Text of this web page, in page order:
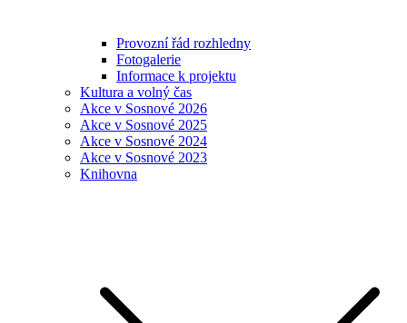
Provozní řád rozhledny
Fotogalerie
Informace k projektu
Kultura a volný čas
Akce v Sosnové 2026
Akce v Sosnové 2025
Akce v Sosnové 2024
Akce v Sosnové 2023
Knihovna